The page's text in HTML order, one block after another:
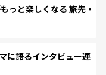
と楽しくなる 旅先・
に語るインタビュー連